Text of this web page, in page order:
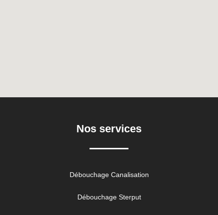
Nos services
Débouchage Canalisation
Débouchage Sterput